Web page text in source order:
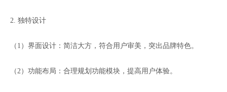
2. 独特设计
（1）界面设计：简洁大方，符合用户审美，突出品牌特色。
（2）功能布局：合理规划功能模块，提高用户体验。